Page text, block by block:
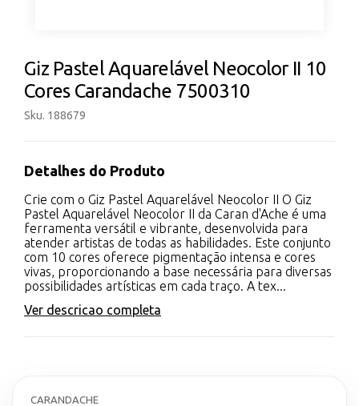
Giz Pastel Aquarelável Neocolor II 10
Cores Carandache 7500310
Sku. 188679
Detalhes do Produto
Crie com o Giz Pastel Aquarelável Neocolor II O Giz
Pastel Aquarelável Neocolor II da Caran d'Ache é uma
ferramenta versátil e vibrante, desenvolvida para
atender artistas de todas as habilidades. Este conjunto
com 10 cores oferece pigmentação intensa e cores
vivas, proporcionando a base necessária para diversas
possibilidades artísticas em cada traço. A tex...
Ver descricao completa
CARANDACHE